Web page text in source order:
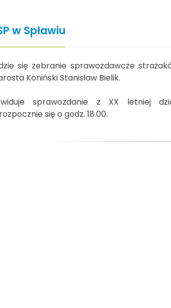
w Spławiu
się zebranie sprawozdawcze
Koniński Stanisław Bielik.
sprawozdanie z XX letniej
się o godz. 18.00.